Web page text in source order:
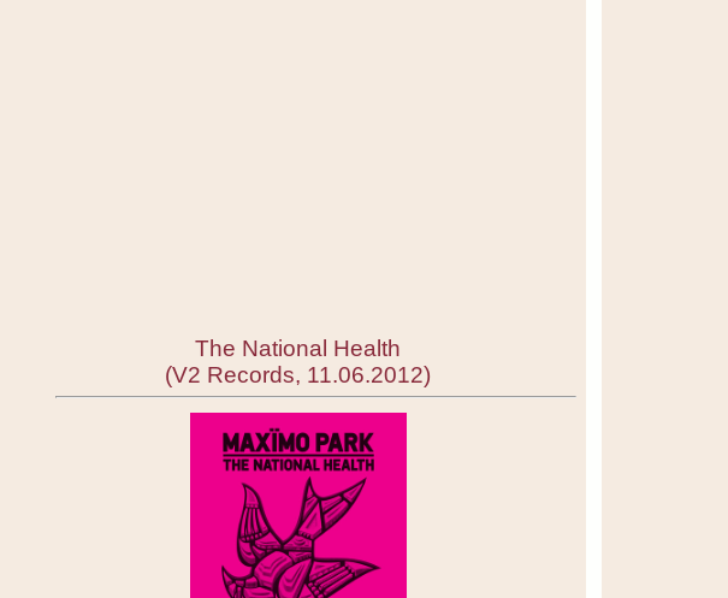
The National Health
(V2 Records, 11.06.2012)